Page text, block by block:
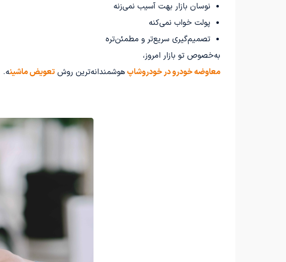
نوسان بازار بهت آسیب نمی‌زنه
پولت خواب نمی‌کنه
تصمیم‌گیری سریع‌تر و مطمئن‌تره
به‌خصوص تو بازار امروز،
معاوضه خودرو در خودروشاپ هوشمندانه‌ترین روش تعویض ماشینه.